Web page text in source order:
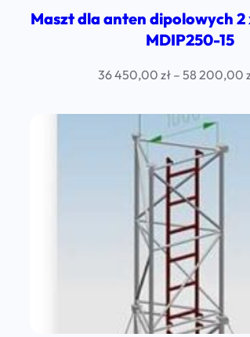
Maszt dla anten dipolowych 2
MDIP250-15
36 450,00 zł – 58 200,00